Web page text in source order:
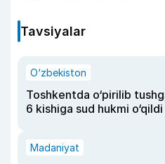
Tavsiyalar
O‘zbekiston
Toshkentda o‘pirilib
6 kishiga sud hukmi o‘qildi
Madaniyat